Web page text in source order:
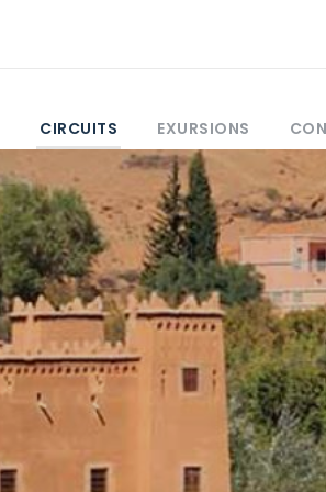
CIRCUITS EXURSIONS